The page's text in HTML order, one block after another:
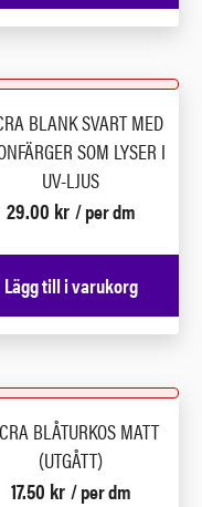
BLANK SVART MED
SOM LYSER I
UV-LJUS
29.00 kr / per dm
Lägg till i varukorg
BLÅTURKOS MATT
(UTGÅTT)
17.50 kr / per dm